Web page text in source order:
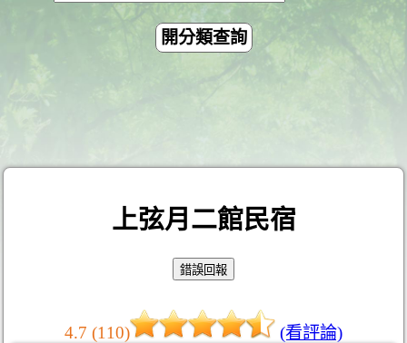
開分類查詢
上弦月二館民宿
4.7 (110)
(看評論)